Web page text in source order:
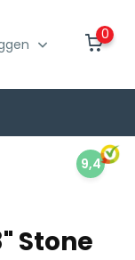
0
9,4
Stone